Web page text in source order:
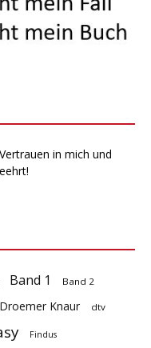
in mich und
Band 1 Band 2
Droemer Knaur dtv
Findus